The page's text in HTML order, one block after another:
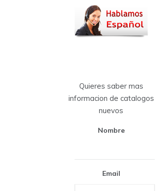
Quieres saber mas
informacion de catalogos
nuevos
Nombre
Email